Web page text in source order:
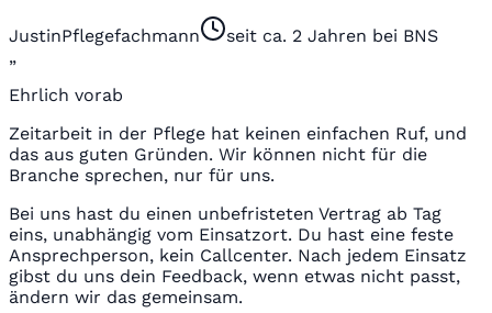
JustinPflegefachmann
seit ca. 2 Jahren bei BNS
„
Ehrlich vorab
Zeitarbeit in der Pflege hat keinen einfachen Ruf, und
das aus guten Gründen. Wir können nicht für die
Branche sprechen, nur für uns.
Bei uns hast du einen unbefristeten Vertrag ab Tag
eins, unabhängig vom Einsatzort. Du hast eine feste
Ansprechperson, kein Callcenter. Nach jedem Einsatz
gibst du uns dein Feedback, wenn etwas nicht passt,
ändern wir das gemeinsam.